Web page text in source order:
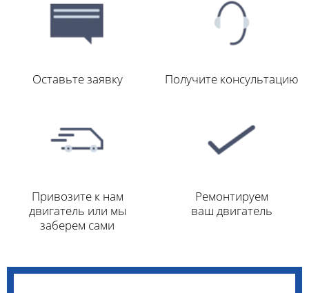
Оставьте заявку Получите консультацию
Привозите к нам
двигатель или мы
заберем сами
Ремонтируем
ваш двигатель